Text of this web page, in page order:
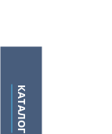
КАТАЛОГ